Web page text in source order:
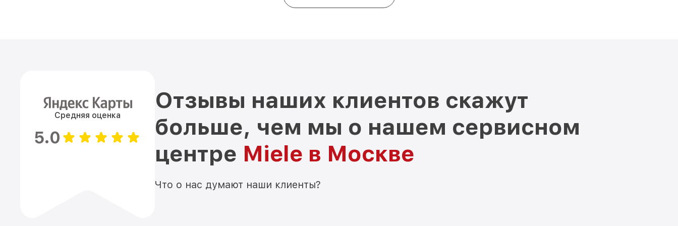
Средняя оценка
5.0
Отзывы наших клиентов скажут
больше, чем мы о нашем сервисном
центре Miele в Москве
Что о нас думают наши клиенты?